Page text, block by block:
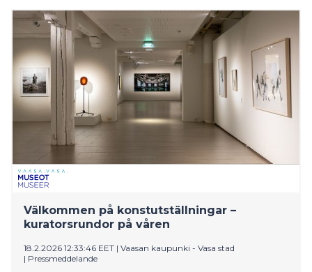
Konferenssin järjestävät Observer Research
Foundation (ORF) -ajatushautomo ja Intian
ulkoministeriö. Konferenssin yhteydessä presidentti
tapaa myös R
Välkommen på konstutställningar –
kuratorsrundor på våren
18.2.2026 12:33:46 EET | Vaasan kaupunki - Vasa stad
| Pressmeddelande